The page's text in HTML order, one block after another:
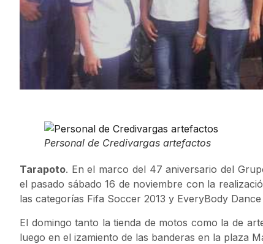
Personal de Credivargas artefactos
Tarapoto. En el marco del 47 aniversario del
el pasado sábado 16 de noviembre con la
las categorías Fifa Soccer 2013 y EveryBody Dance
El domingo tanto la tienda de motos como la de
luego en el izamiento de las banderas en la plaza